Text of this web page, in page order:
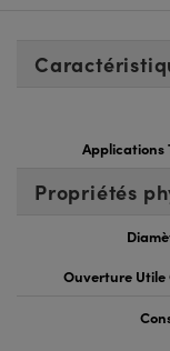
Applications
Propriétés
Ouverture Utile